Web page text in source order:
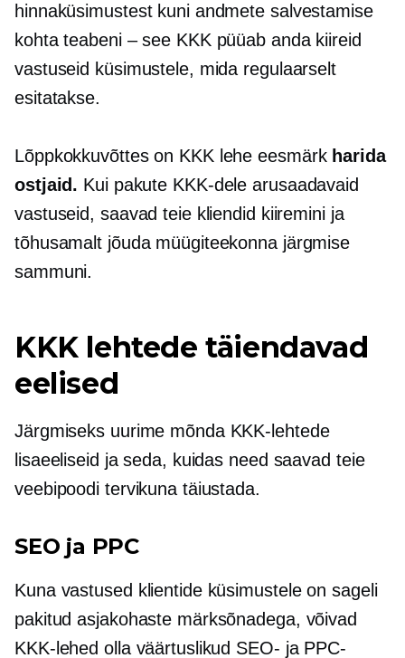
hinnaküsimustest kuni andmete salvestamise
kohta teabeni – see KKK püüab anda kiireid
vastuseid küsimustele, mida regulaarselt
esitatakse.
Lõppkokkuvõttes on KKK lehe eesmärk harida
ostjaid. Kui pakute KKK-dele arusaadavaid
vastuseid, saavad teie kliendid kiiremini ja
tõhusamalt jõuda müügiteekonna järgmise
sammuni.
KKK lehtede täiendavad
eelised
Järgmiseks uurime mõnda KKK-lehtede
lisaeeliseid ja seda, kuidas need saavad teie
veebipoodi tervikuna täiustada.
SEO ja PPC
Kuna vastused klientide küsimustele on sageli
pakitud asjakohaste märksõnadega, võivad
KKK-lehed olla väärtuslikud SEO- ja PPC-